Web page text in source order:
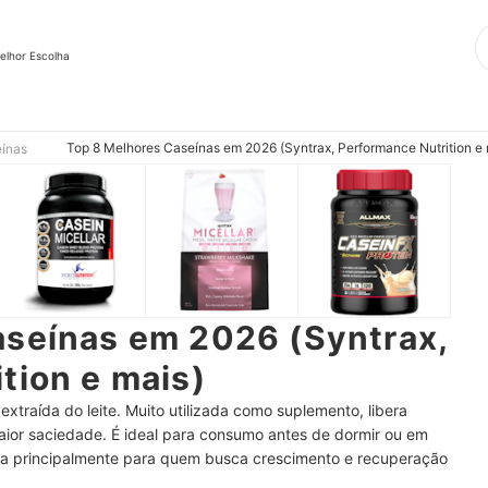
Escolha
Top 8 Melhores Caseínas em 2026 (Syntrax, Performance Nutrition e
em 2026 (Syntrax,
e mais)
do leite. Muito utilizada como suplemento, libera
saciedade. É ideal para consumo antes de dormir ou em
principalmente para quem busca crescimento e recuperação